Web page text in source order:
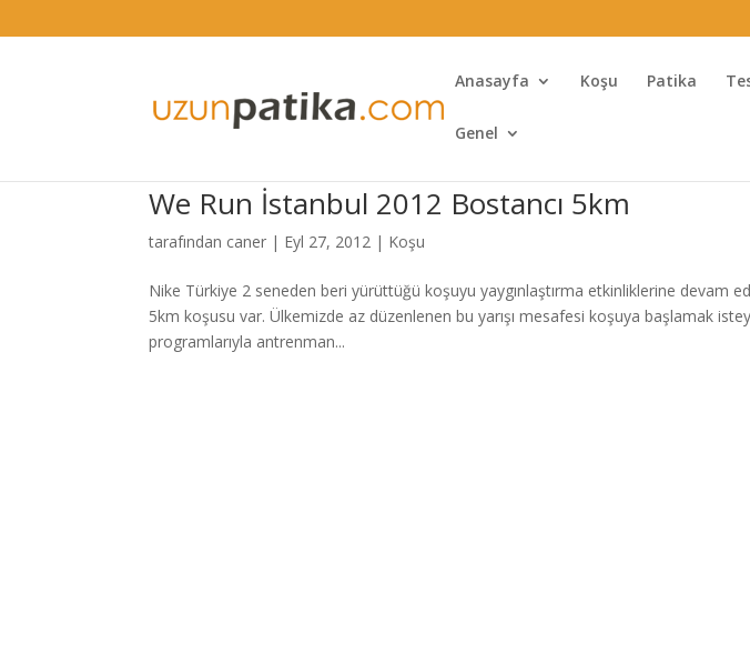
Anasayfa Koşu Patika
Genel
We Run İstanbul 2012 Bostancı 5km
tarafından caner | Eyl 27, 2012 | Koşu
Nike Türkiye 2 seneden beri yürüttüğü koşuyu yaygınlaştırma etkinliklerine devam
5km koşusu var. Ülkemizde az düzenlenen bu yarışı mesafesi koşuya başlamak
programlarıyla antrenman...